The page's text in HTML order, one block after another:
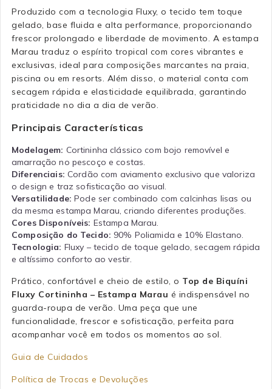
Produzido com a tecnologia Fluxy, o tecido tem toque
gelado, base fluida e alta performance, proporcionando
frescor prolongado e liberdade de movimento. A estampa
Marau traduz o espírito tropical com cores vibrantes e
exclusivas, ideal para composições marcantes na praia,
piscina ou em resorts. Além disso, o material conta com
secagem rápida e elasticidade equilibrada, garantindo
praticidade no dia a dia de verão.
Principais Características
Modelagem: Cortininha clássico com bojo removível e
amarração no pescoço e costas.
Diferenciais: Cordão com aviamento exclusivo que valoriza
o design e traz sofisticação ao visual.
Versatilidade: Pode ser combinado com calcinhas lisas ou
da mesma estampa Marau, criando diferentes produções.
Cores Disponíveis: Estampa Marau.
Composição do Tecido: 90% Poliamida e 10% Elastano.
Tecnologia: Fluxy – tecido de toque gelado, secagem rápida
e altíssimo conforto ao vestir.
Prático, confortável e cheio de estilo, o Top de Biquíni
Fluxy Cortininha – Estampa Marau é indispensável no
guarda-roupa de verão. Uma peça que une
funcionalidade, frescor e sofisticação, perfeita para
acompanhar você em todos os momentos ao sol.
Guia de Cuidados
Política de Trocas e Devoluções